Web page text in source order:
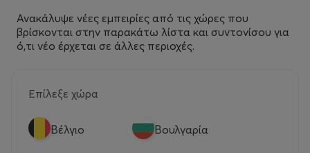
Ανακάλυψε νέες εμπειρίες από τις χώρες που
βρίσκονται στην παρακάτω λίστα και συντονίσου για
ό,τι νέο έρχεται σε άλλες περιοχές.
Επίλεξε χώρα
Βέλγιο Βουλγαρία